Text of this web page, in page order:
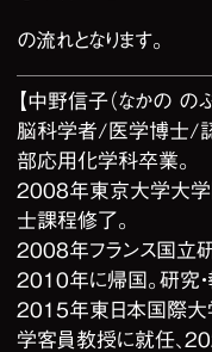
の流れとなります。
【中野信子（なかの のぶ
脳科学者/医学博士/
部応用化学科卒業。
2008年東京大学大
士課程修了。
2008年フランス国立
2010年に帰国。研究・
2015年東日本国際大
学客員教授に就任、